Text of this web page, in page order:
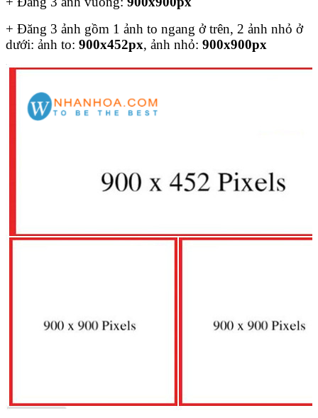
+ Đăng 3 ảnh gồm 1 ảnh to ngang ở trên, 2 ảnh nhỏ ở
dưới: ảnh to: 900x452px, ảnh nhỏ: 900x900px